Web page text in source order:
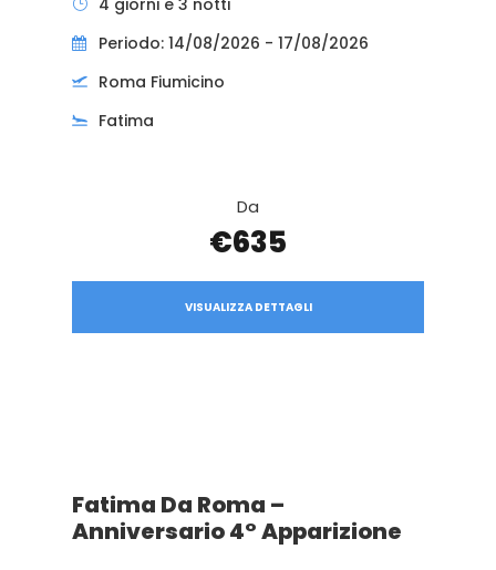
Periodo: 14/08/2026 - 17/08/2026
Roma Fiumicino
Fatima
Da
€635
VISUALIZZA DETTAGLI
Fatima Da Roma –
Anniversario 4° Apparizione